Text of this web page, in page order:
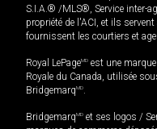
S.I.A.® /MLS®, Service inter-
propriété de l'ACI, et ils
fournissent les courtiers et
Royal LePageMD est une
Royale du Canada, utilisée
BridgemarqMD.
BridgemarqMD et ses logos /